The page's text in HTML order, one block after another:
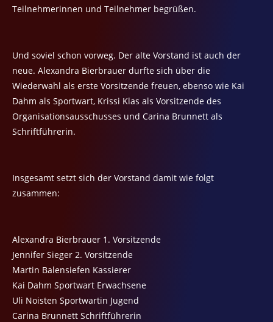
Teilnehmerinnen und Teilnehmer begrüßen.
Und soviel schon vorweg. Der alte Vorstand ist auch der
neue. Alexandra Bierbrauer durfte sich über die
Wiederwahl als erste Vorsitzende freuen, ebenso wie Kai
Dahm als Sportwart, Krissi Klas als Vorsitzende des
Organisationsausschusses und Carina Brunnett als
Schriftführerin.
Insgesamt setzt sich der Vorstand damit wie folgt
zusammen:
Alexandra Bierbrauer 1. Vorsitzende
Jennifer Sieger 2. Vorsitzende
Martin Balensiefen Kassierer
Kai Dahm Sportwart Erwachsene
Uli Noisten Sportwartin Jugend
Carina Brunnett Schriftführerin